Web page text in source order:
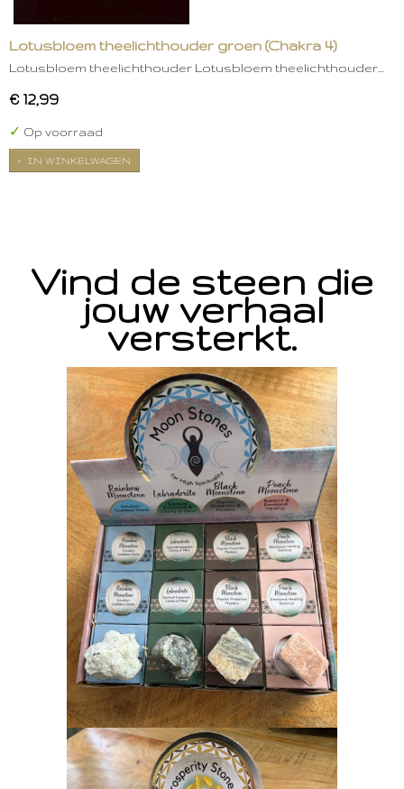
Lotusbloem theelichthouder groen (Chakra 4)
Lotusbloem theelichthouder Lotusbloem theelichthouder…
€ 12,99
✓ Op voorraad
IN WINKELWAGEN
Vind de steen die
jouw verhaal
versterkt.